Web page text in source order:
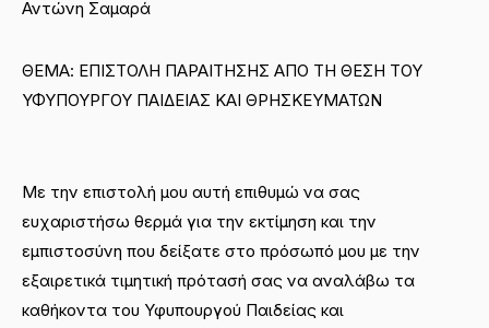
Αντώνη Σαμαρά
ΘΕΜΑ: ΕΠΙΣΤΟΛΗ ΠΑΡΑΙΤΗΣΗΣ ΑΠΟ ΤΗ ΘΕΣΗ ΤΟΥ
ΥΦΥΠΟΥΡΓΟΥ ΠΑΙΔΕΙΑΣ ΚΑΙ ΘΡΗΣΚΕΥΜΑΤΩΝ
Με την επιστολή μου αυτή επιθυμώ να σας
ευχαριστήσω θερμά για την εκτίμηση και την
εμπιστοσύνη που δείξατε στο πρόσωπό μου με την
εξαιρετικά τιμητική πρότασή σας να αναλάβω τα
καθήκοντα του Υφυπουργού Παιδείας και